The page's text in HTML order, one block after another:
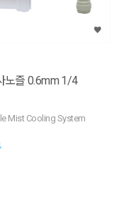
노즐 0.6mm 1/4
Mist Cooling System